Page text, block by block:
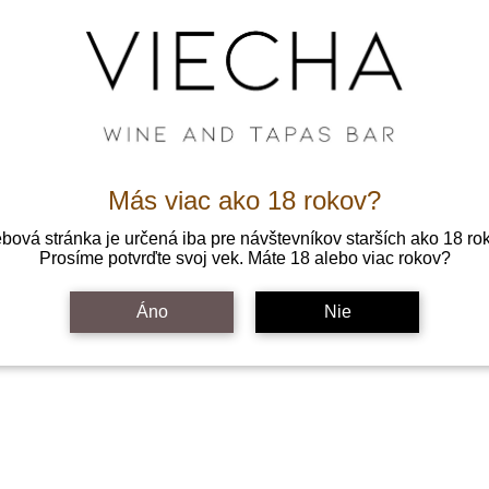
Más viac ako 18 rokov?
stránka je určená iba pre návštevníkov starších ako 18
Prosíme potvrďte svoj vek. Máte 18 alebo viac rokov?
Áno Nie